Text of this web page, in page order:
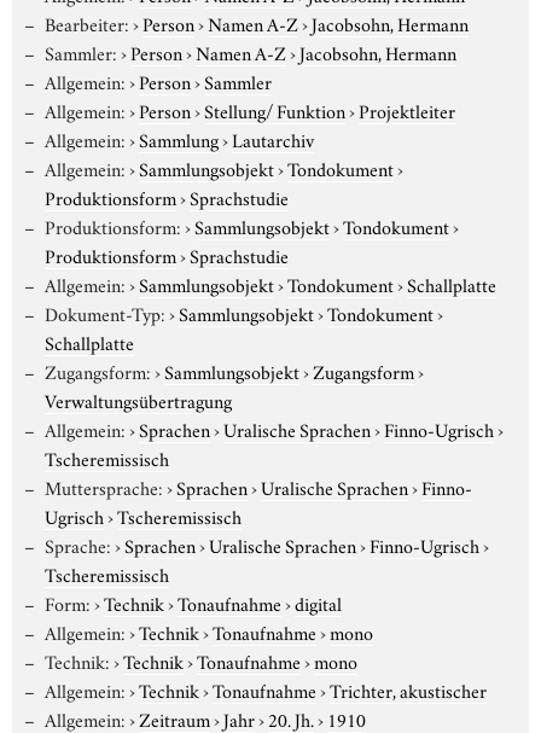
Bearbeiter:›Person›Namen A-Z›Jacobsohn, Hermann
Sammler:›Person›Namen A-Z›Jacobsohn, Hermann
Allgemein:›Person›Sammler
Allgemein:›Person›Stellung/ Funktion›Projektleiter
Allgemein:›Sammlung›Lautarchiv
Allgemein:›Sammlungsobjekt›Tondokument›
Produktionsform›Sprachstudie
Produktionsform:›Sammlungsobjekt›Tondokument›
Produktionsform›Sprachstudie
Allgemein:›Sammlungsobjekt›Tondokument›Schallplatte
Dokument-Typ:›Sammlungsobjekt›Tondokument›
Schallplatte
Zugangsform:›Sammlungsobjekt›Zugangsform›
Verwaltungsübertragung
Allgemein:›Sprachen›Uralische Sprachen›Finno-Ugrisch›
Tscheremissisch
Muttersprache:›Sprachen›Uralische Sprachen›Finno-
Ugrisch›Tscheremissisch
Sprache:›Sprachen›Uralische Sprachen›Finno-Ugrisch›
Tscheremissisch
Form:›Technik›Tonaufnahme›digital
Allgemein:›Technik›Tonaufnahme›mono
Technik:›Technik›Tonaufnahme›mono
Allgemein:›Technik›Tonaufnahme›Trichter, akustischer
Allgemein:›Zeitraum›Jahr›20. Jh.› 1910